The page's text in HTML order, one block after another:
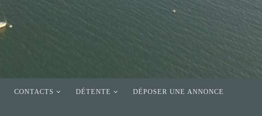
CONTACTS DÉTENTE DÉPOSER UNE ANNONCE